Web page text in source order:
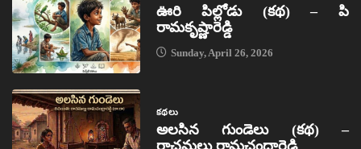
ఊరి పిల్లోడు (కథ) – పి
రామకృష్ణారెడ్డి
Sunday, April 26, 2026
కథలు
అలసిన గుండెలు (కథ) –